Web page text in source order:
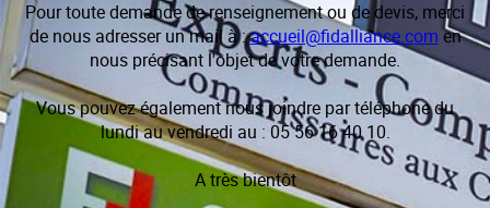
Pour toute demande de renseignement ou de devis, merci
de nous adresser un mail à :accueil@fidalliance.com en
nous précisant l'objet de votre demande.
Vous pouvez également nous joindre par téléphone du
lundi au vendredi au : 05 56 16 40 10.
A très bientôt